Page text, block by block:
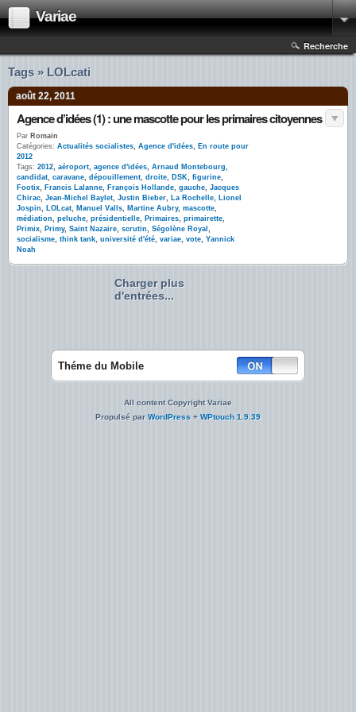
Variae
Recherche
Tags » LOLcati
août 22, 2011
Agence d’idées (1) : une mascotte pour les primaires citoyennes
Par Romain
Catégories: Actualités socialistes, Agence d'idées, En route pour
2012
Tags: 2012, aéroport, agence d'idées, Arnaud Montebourg,
candidat, caravane, dépouillement, droite, DSK, figurine,
Footix, Francis Lalanne, François Hollande, gauche, Jacques
Chirac, Jean-Michel Baylet, Justin Bieber, La Rochelle, Lionel
Jospin, LOLcat, Manuel Valls, Martine Aubry, mascotte,
médiation, peluche, présidentielle, Primaires, primairette,
Primix, Primy, Saint Nazaire, scrutin, Ségolène Royal ,
socialisme, think tank, université d'été, variae, vote, Yannick
Noah
Charger plus
d'entrées...
Théme du Mobile
All content Copyright Variae
Propulsé parWordPress + WPtouch 1.9.39